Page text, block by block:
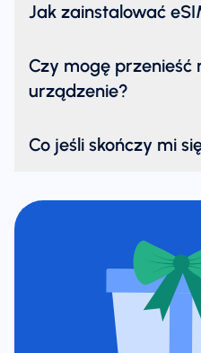
Jak zainstalować
Czy mogę przenieść
urządzenie?
Co jeśli skończy mi